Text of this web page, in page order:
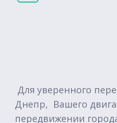
Для уверенного
Днепр, Вашего
передвижении